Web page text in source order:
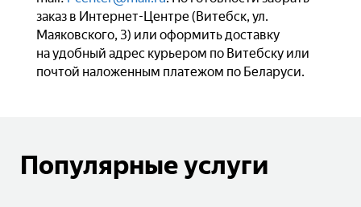
заказ в Интернет-Центре (Витебск, ул.
Маяковского, 3) или оформить доставку
на удобный адрес курьером по Витебску или
почтой наложенным платежом по Беларуси.
Популярные услуги